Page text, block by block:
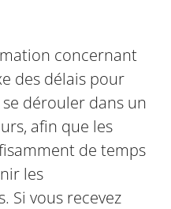
concernant
des délais pour
dérouler dans un
afin que les
de temps
les
Si vous recevez